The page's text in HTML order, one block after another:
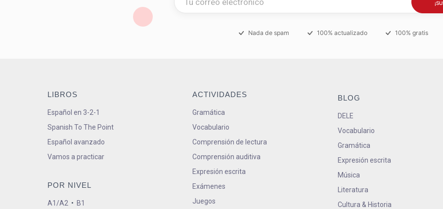
Nada de spam 100% actualizado 100% gratis
LIBROS
Español en 3-2-1
Spanish To The Point
Español avanzado
Vamos a practicar
POR NIVEL
A1/A2 • B1
ACTIVIDADES
Gramática
Vocabulario
Comprensión de lectura
Comprensión auditiva
Expresión escrita
Exámenes
Juegos
BLOG
DELE
Vocabulario
Gramática
Expresión escrita
Música
Literatura
Cultura & Historia